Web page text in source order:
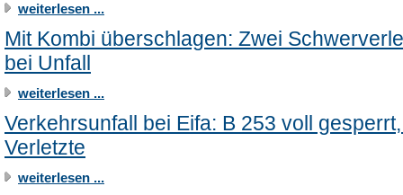
weiterlesen ...
Mit Kombi überschlagen: Zwei
bei Unfall
weiterlesen ...
Verkehrsunfall bei Eifa: B 253 voll
Verletzte
weiterlesen ...